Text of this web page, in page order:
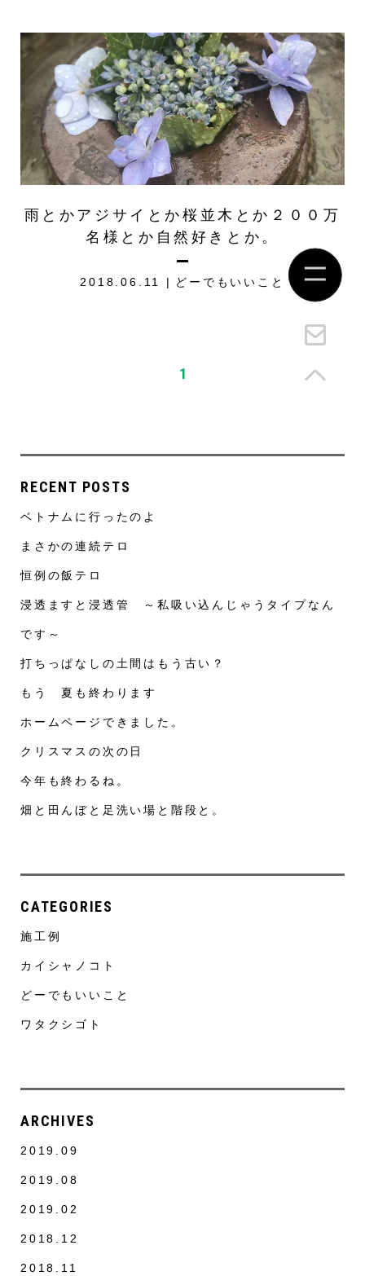
雨とかアジサイとか桜並木とか２００万
名様とか自然好きとか。
2018.06.11 どーでもいいこと
1
RECENT POSTS
ベトナムに行ったのよ
まさかの連続テロ
恒例の飯テロ
浸透ますと浸透管 ～私吸い込んじゃうタイプなん
です～
打ちっぱなしの土間はもう古い？
もう 夏も終わります
ホームページできました。
クリスマスの次の日
今年も終わるね。
畑と田んぼと足洗い場と階段と。
CATEGORIES
施工例
カイシャノコト
どーでもいいこと
ワタクシゴト
ARCHIVES
2019.09
2019.08
2019.02
2018.12
2018.11